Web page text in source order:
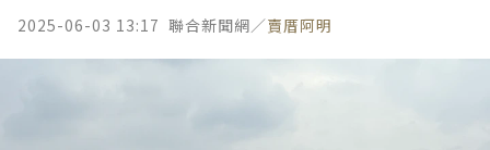
2025-06-03 13:17 聯合新聞網／賣厝阿明